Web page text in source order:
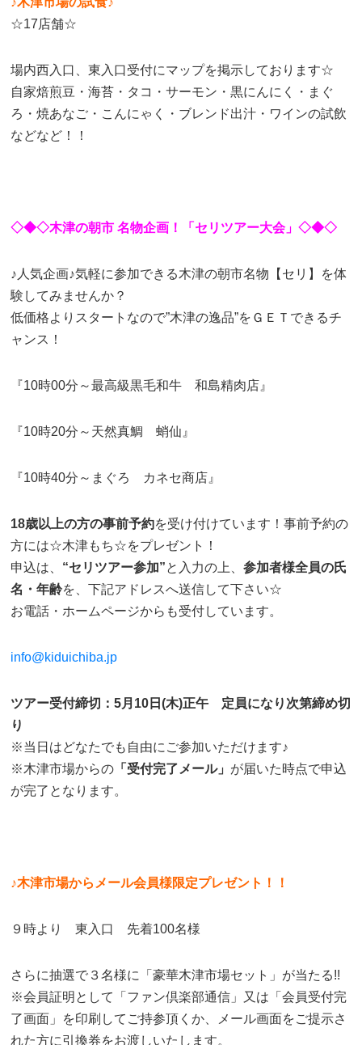
☆17店舗☆
場内西入口、東入口受付にマップを掲示しております☆
自家焙煎豆・海苔・タコ・サーモン・黒にんにく・まぐ
ろ・焼あなご・こんにゃく・ブレンド出汁・ワインの試飲
などなど！！
◇◆◇木津の朝市 名物企画！「セリツアー大会」◇◆◇
♪人気企画♪気軽に参加できる木津の朝市名物【セリ】を体
験してみませんか？
低価格よりスタートなので”木津の逸品”をＧＥＴできるチ
ャンス！
『10時00分～最高級黒毛和牛 和島精肉店』
『10時20分～天然真鯛 蛸仙』
『10時40分～まぐろ カネセ商店』
18歳以上の方の事前予約を受け付けています！事前予約の
方には☆木津もち☆をプレゼント！
申込は、 “セリツアー参加”と入力の上、参加者様全員の氏
名・年齢を、下記アドレスへ送信して下さい☆
お電話・ホームページからも受付しています。
info@kiduichiba.jp
ツアー受付締切：5月10日(木)正午 定員になり次第締め切
り
※当日はどなたでも自由にご参加いただけます♪
※木津市場からの 「受付完了メール」 が届いた時点で申込
が完了となります。
♪木津市場からメール会員様限定プレゼント！！
９時より 東入口 先着100名様
さらに抽選で３名様に「豪華木津市場セット」が当たる!!
※会員証明として「ファン倶楽部通信」又は「会員受付完
了画面」を印刷してご持参頂くか、メール画面をご提示さ
れた方に引換券をお渡しいたします。